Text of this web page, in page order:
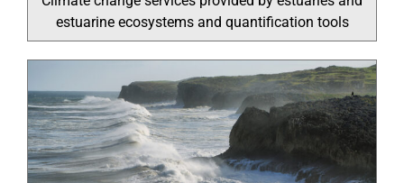
estuarine ecosystems and quantification tools